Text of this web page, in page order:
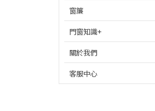
窗簾
門窗知識+
關於我們
客服中心